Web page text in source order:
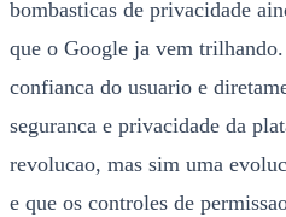
bombasticas de privacidade
que o Google ja vem trilhando.
confianca do usuario e
seguranca e privacidade da
revolucao, mas sim uma
e que os controles de